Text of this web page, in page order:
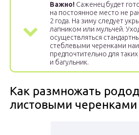
Важно! Саженец будет
на постоянное место не
2 года. На зиму следует
лапником или мульчей.
осуществляться
стеблевыми черенками
предпочтительно для
и багульник.
Как размножать
листовыми черенками